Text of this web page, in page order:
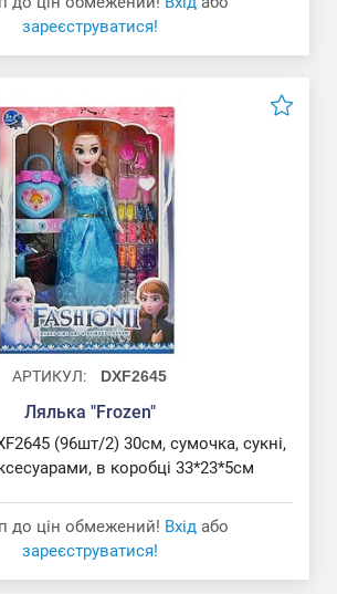
зареєструватися!
АРТИКУЛ: DXF2645
Лялька "Frozen"
(96шт/2) 30см, сумочка, сукні,
в коробці 33*23*5см
до цін обмежений! Вхід або
зареєструватися!